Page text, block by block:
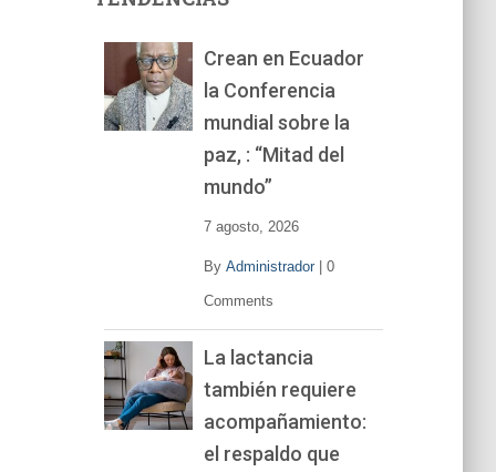
Crean en Ecuador
la Conferencia
mundial sobre la
paz, : “Mitad del
mundo”
7 agosto, 2026
By Administrador| 0
Comments
La lactancia
también requiere
acompañamiento:
el respaldo que